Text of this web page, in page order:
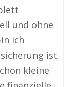
und ohne
ich
ist
kleine